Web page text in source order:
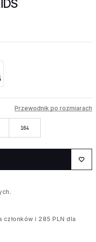
Przewodnik po rozmiarach
164
członków i 285 PLN dla